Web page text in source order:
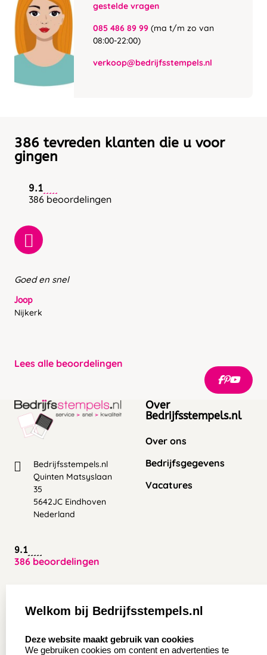
gestelde vragen
085 486 89 99 (ma t/m zo van
08:00-22:00)
verkoop@bedrijfsstempels.nl
386 tevreden klanten die u voor
gingen
9.1
386 beoordelingen
Goed en snel
Joop
Nijkerk
Lees alle beoordelingen
Bedrijfsstempels.nl
Quinten Matsyslaan
35
5642JC Eindhoven
Nederland
9.1
386 beoordelingen
Over
Bedrijfsstempels.nl
Over ons
Bedrijfsgegevens
Vacatures
Aanvraag op maat
Wederverkoper
Contact opnemen
Veel gestelde vragen
Welkom bij Bedrijfsstempels.nl
Deze website maakt gebruik van cookies
We gebruiken cookies om content en advertenties te